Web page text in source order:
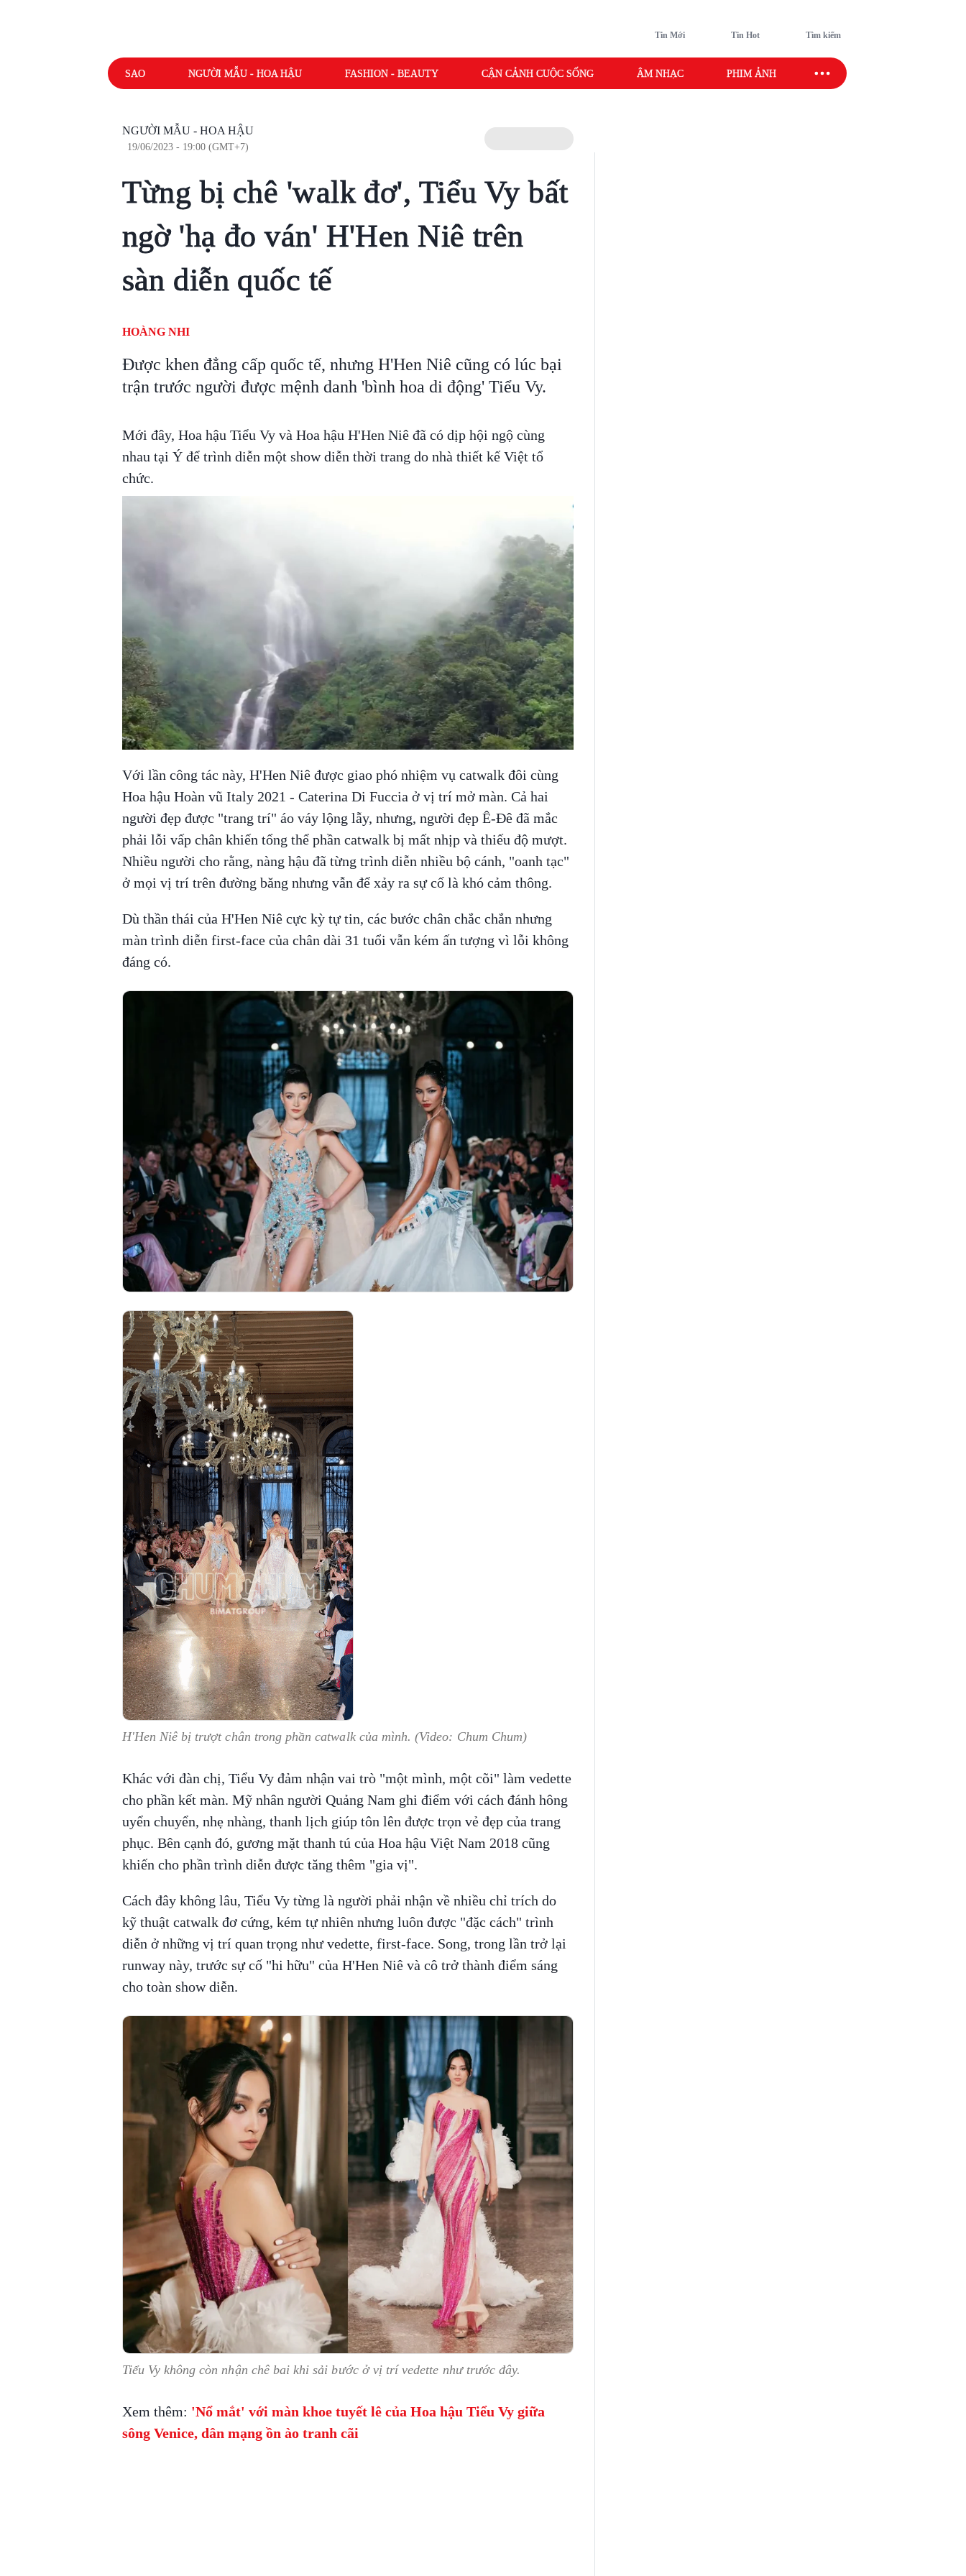
Tin Mới Tin Hot Tìm kiếm
SAO NGƯỜI MẪU - HOA HẬU FASHION - BEAUTY CẬN CẢNH CUỘC SỐNG ÂM NHẠC PHIM ẢNH SAO SPORT
NGƯỜI MẪU - HOA HẬU
19/06/2023 - 19:00 (GMT+7)
Từng bị chê 'walk đơ', Tiểu Vy bất
ngờ 'hạ đo ván' H'Hen Niê trên
sàn diễn quốc tế
HOÀNG NHI
Được khen đẳng cấp quốc tế, nhưng H'Hen Niê cũng có lúc bại
trận trước người được mệnh danh 'bình hoa di động' Tiểu Vy.
Mới đây, Hoa hậu Tiểu Vy và Hoa hậu H'Hen Niê đã có dịp hội ngộ cùng
nhau tại Ý để trình diễn một show diễn thời trang do nhà thiết kế Việt tổ
chức.
Next video in 3
Cancel
Với lần công tác này, H'Hen Niê được giao phó nhiệm vụ catwalk đôi cùng
Hoa hậu Hoàn vũ Italy 2021 - Caterina Di Fuccia ở vị trí mở màn. Cả hai
người đẹp được "trang trí" áo váy lộng lẫy, nhưng, người đẹp Ê-Đê đã mắc
phải lỗi vấp chân khiến tổng thể phần catwalk bị mất nhịp và thiếu độ mượt.
Nhiều người cho rằng, nàng hậu đã từng trình diễn nhiều bộ cánh, "oanh tạc"
ở mọi vị trí trên đường băng nhưng vẫn để xảy ra sự cố là khó cảm thông.
Dù thần thái của H'Hen Niê cực kỳ tự tin, các bước chân chắc chắn nhưng
màn trình diễn first-face của chân dài 31 tuổi vẫn kém ấn tượng vì lỗi không
đáng có.
H'Hen Niê bị trượt chân trong phần catwalk của mình. (Video: Chum Chum)
Khác với đàn chị, Tiểu Vy đảm nhận vai trò "một mình, một cõi" làm vedette
cho phần kết màn. Mỹ nhân người Quảng Nam ghi điểm với cách đánh hông
uyển chuyển, nhẹ nhàng, thanh lịch giúp tôn lên được trọn vẻ đẹp của trang
phục. Bên cạnh đó, gương mặt thanh tú của Hoa hậu Việt Nam 2018 cũng
khiến cho phần trình diễn được tăng thêm "gia vị".
Cách đây không lâu, Tiểu Vy từng là người phải nhận về nhiều chỉ trích do
kỹ thuật catwalk đơ cứng, kém tự nhiên nhưng luôn được "đặc cách" trình
diễn ở những vị trí quan trọng như vedette, first-face. Song, trong lần trở lại
runway này, trước sự cố "hi hữu" của H'Hen Niê và cô trở thành điểm sáng
cho toàn show diễn.
Tiểu Vy không còn nhận chê bai khi sải bước ở vị trí vedette như trước đây.
Xem thêm: 'Nổ mắt' với màn khoe tuyết lê của Hoa hậu Tiểu Vy giữa
sông Venice, dân mạng ồn ào tranh cãi